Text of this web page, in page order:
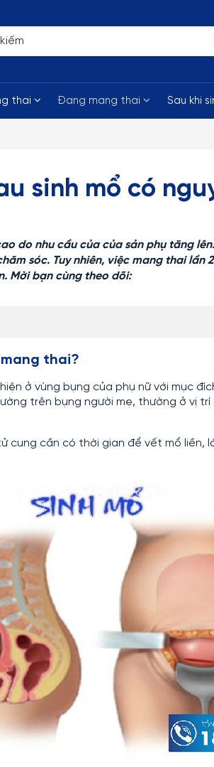
thai Đang mang thai Sau khi
sinh mổ có
do nhu cầu của của sản phụ tăng
sóc. Tuy nhiên, việc mang thai lần
Mời bạn cùng theo dõi:
thai?
ở vùng bụng của phụ nữ với mục
trên bụng người mẹ, thường ở vị
cung cần có thời gian để vết mổ liền,